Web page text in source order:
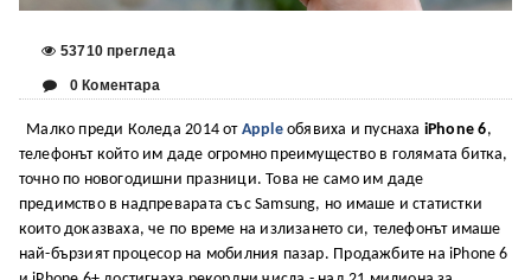
53710 прегледа
0 Коментара
Малко преди Коледа 2014 от Appleобявиха и пуснаха iPhone 6,
телефонът който им даде огромно преимущество в голямата битка,
точно по новогодишни празници. Това не само им даде
предимство в надпреварата със Samsung, но имаше и статистки
които доказваха, че по време на излизането си, телефонът имаше
най-бързият процесор на мобилния пазар. Продажбите на iPhone 6